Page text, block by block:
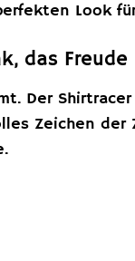
Look
das
Der
Zeichen der